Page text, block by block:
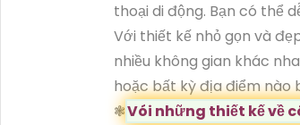
thoại di động. Bạn có thể
Với thiết kế nhỏ gọn và
nhiều không gian khác
hoặc bất kỳ địa điểm nào
❃Vói những thiết kế về